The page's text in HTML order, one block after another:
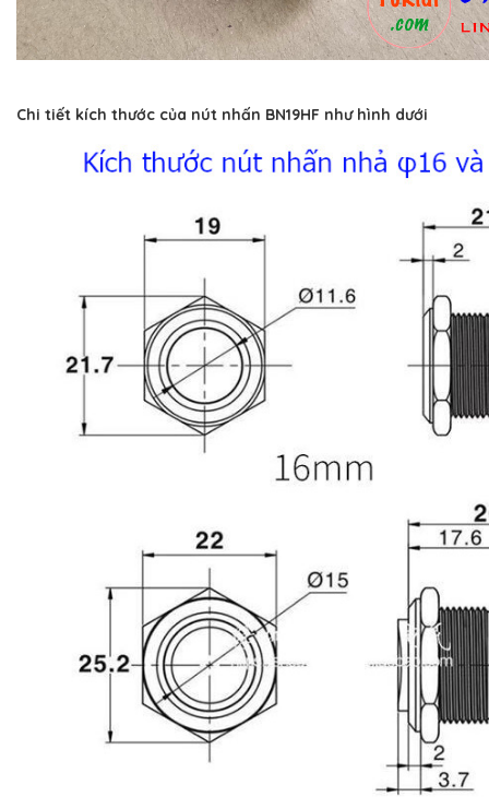
Chi tiết kích thước của nút nhấn BN19HF như hình dưới